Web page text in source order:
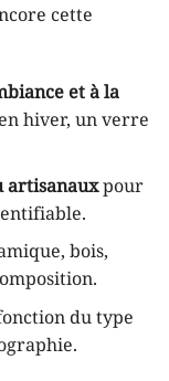
cette
et à la
hiver, un verre
artisanauxpour
bois,
du type